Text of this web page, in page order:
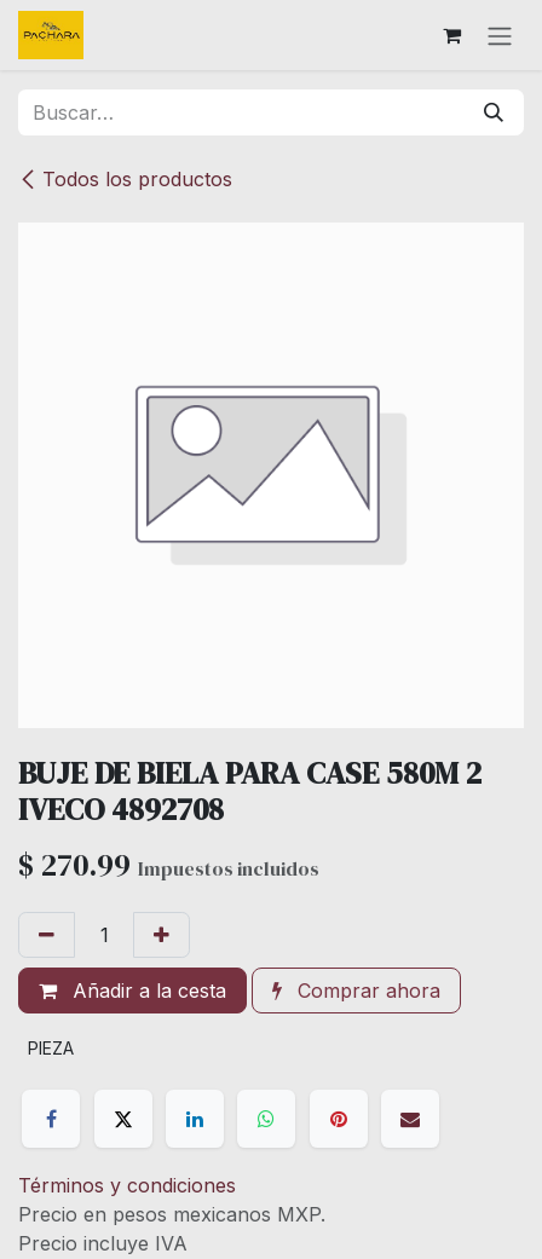
Ir al contenido
Todos los productos
BUJE DE BIELA PARA CASE 580M 2
IVECO 4892708
$ 270.99 Impuestos incluidos
Añadir a la cesta Comprar ahora
PIEZA
Términos y condiciones
Precio en pesos mexicanos MXP.
Precio incluye IVA